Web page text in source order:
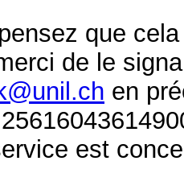
que
de le
en
est